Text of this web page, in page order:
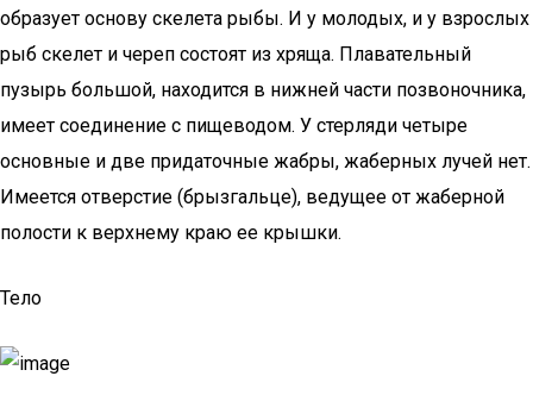
образует основу скелета рыбы. И у молодых, и у взрослых
рыб скелет и череп состоят из хряща. Плавательный
пузырь большой, находится в нижней части позвоночника,
имеет соединение с пищеводом. У стерляди четыре
основные и две придаточные жабры, жаберных лучей нет.
Имеется отверстие (брызгальце), ведущее от жаберной
полости к верхнему краю ее крышки.
Тело